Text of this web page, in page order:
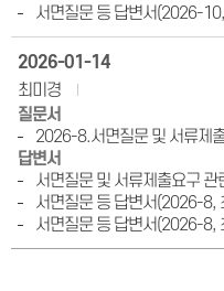
서면질문 등 답변서(2026-
2026-01-14
최미경
질문서
2026-8.서면질문 및 서류제
답변서
서면질문 및 서류제출요구
서면질문 등 답변서(2026-8,
서면질문 등 답변서(2026-8,